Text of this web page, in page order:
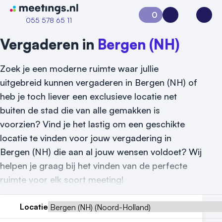
Naar home van Meetings
055 578 65 11
Vraag locatie aan
0
Aanvraag 0Inloggen
Vergaderen in Bergen (NH)
Zoek je een moderne ruimte waar jullie
uitgebreid kunnen vergaderen in Bergen (NH) of
heb je toch liever een exclusieve locatie net
buiten de stad die van alle gemakken is
voorzien? Vind je het lastig om een geschikte
locatie te vinden voor jouw vergadering in
Bergen (NH) die aan al jouw wensen voldoet? Wij
helpen je graag bij het vinden van de perfecte
ruimte voor elk soort meeting!
Locatie